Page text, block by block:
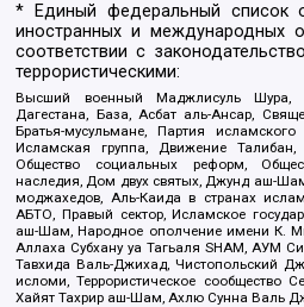
* Единый федеральный список
иностранных и международных
соответствии с
террористическими:
Высший военный Маджлисуль Шура,
Дагестана, База, Асбат аль-Ансар,
Братья-мусульмане, Партия
Исламская группа, Движение Талибан,
Общество социальных реформ,
наследия, Дом двух святых, Джунд аш-
моджахедов, Аль-Каида в странах
АБТО, Правый сектор, Исламское
аш-Шам, Народное ополчение имени К.
Аллаха Субхану уа Тагьаля SHAM, АУМ
Тавхида Валь-Джихад, Чистопольский
исломи, Террористическое сообщество
Хайят Тахрир аш-Шам, Ахлю Сунна Валь